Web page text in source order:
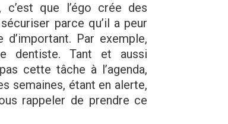
que l’égo crée des
parce qu’il a peur
Par exemple,
dentiste. Tant et aussi
cette tâche à l’agenda,
semaines, étant en alerte,
rappeler de prendre ce